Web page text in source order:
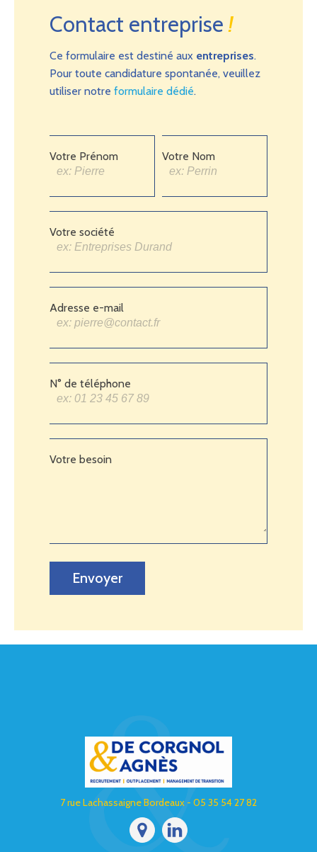
Contact entreprise!
Ce formulaire est destiné aux entreprises.
Pour toute candidature spontanée, veuillez
utiliser notre formulaire dédié.
Votre Prénom Votre Nom
Votre société
Adresse e-mail
N° de téléphone
Votre besoin
Envoyer
7 rue Lachassaigne Bordeaux - 05 35 54 27 82